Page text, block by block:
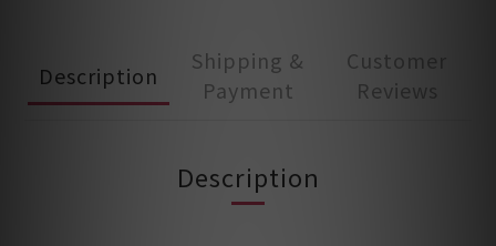
Description
Shipping &
Payment
Customer
Reviews
Description